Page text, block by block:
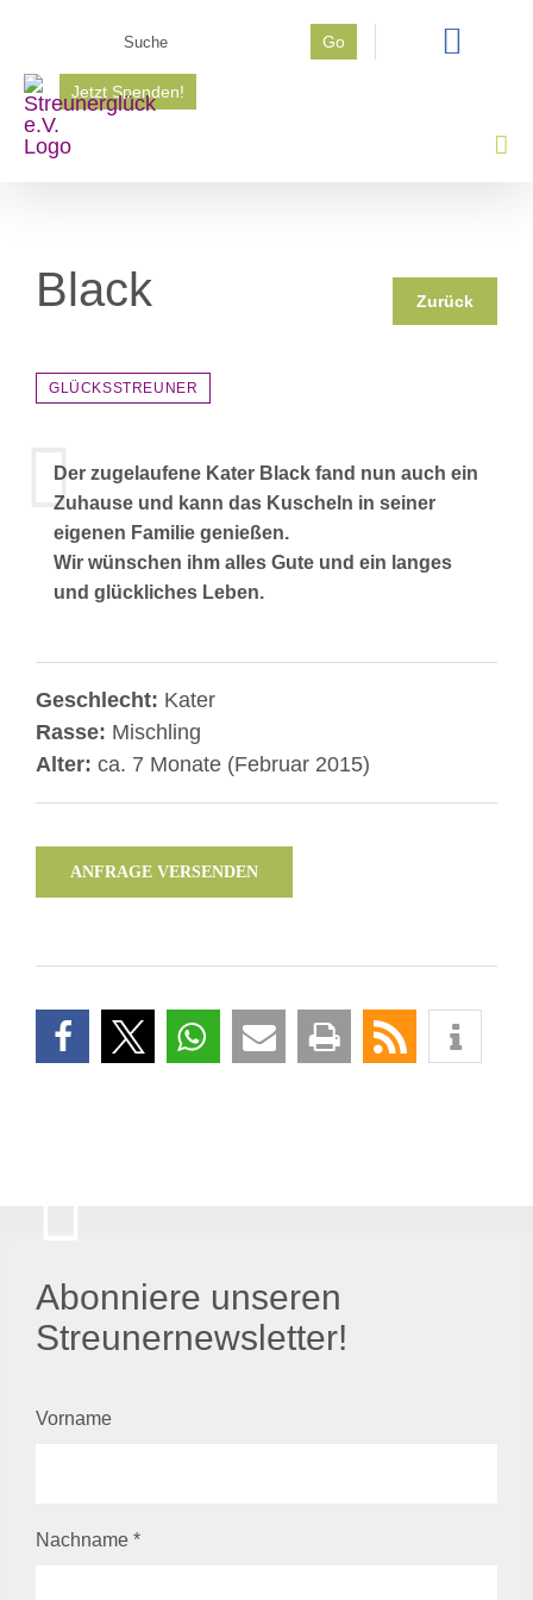
springen
Go
Jetzt Spenden!
Black Zurück
GLÜCKSSTREUNER
Der zugelaufene Kater Black fand nun auch ein
Zuhause und kann das Kuscheln in seiner
eigenen Familie genießen.
Wir wünschen ihm alles Gute und ein langes
und glückliches Leben.
Geschlecht: Kater
Rasse: Mischling
Alter: ca. 7 Monate (Februar 2015)
ANFRAGE VERSENDEN
Abonniere unseren
Streunernewsletter!
Vorname
Nachname *